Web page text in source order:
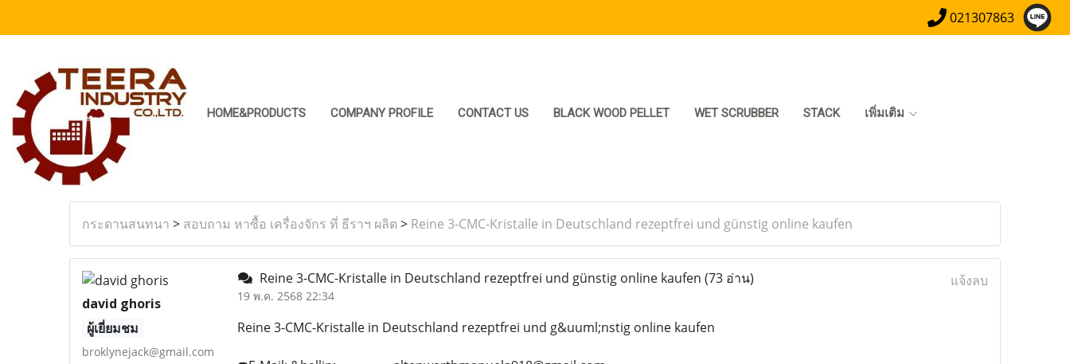
021307863
HOME&PRODUCTS COMPANY PROFILE CONTACT US BLACK WOOD PELLET WET SCRUBBER STACK เพิ่มเติม
กระดานสนทนา > สอบถาม หาซื้อ เครื่องจักร ที่ ธีราฯ ผลิต > Reine 3-CMC-Kristalle in Deutschland rezeptfrei und günstig online kaufen
david ghoris
ผู้เยี่ยมชม
broklynejack@gmail.com
Reine 3-CMC-Kristalle in Deutschland rezeptfrei und günstig online kaufen (73 อ่าน)
19 พ.ค. 2568 22:34
แจ้งลบ
Reine 3-CMC-Kristalle in Deutschland rezeptfrei und g&uuml;nstig online kaufen